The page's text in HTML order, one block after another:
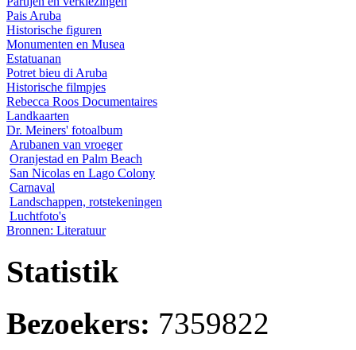
Pais Aruba
Historische figuren
Monumenten en Musea
Estatuanan
Potret bieu di Aruba
Historische filmpjes
Rebecca Roos Documentaires
Landkaarten
Dr. Meiners' fotoalbum
Arubanen van vroeger
Oranjestad en Palm Beach
San Nicolas en Lago Colony
Carnaval
Landschappen, rotstekeningen
Luchtfoto's
Bronnen: Literatuur
Statistik
Bezoekers: 7359822